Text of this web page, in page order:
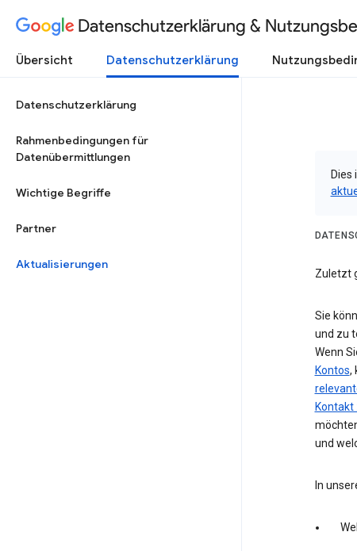
Datenschutzerklärung &
Übersicht Datenschutzerklärung
Datenschutzerklärung
Rahmenbedingungen für
Datenübermittlungen
Wichtige Begriffe
Partner
Aktualisierungen
Dies
Zuletzt
Sie
und zu
Wenn
Kontos,
und
In